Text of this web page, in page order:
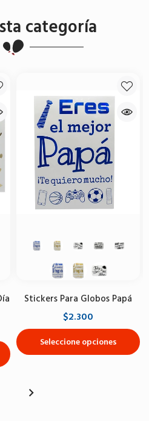
categoría
Stickers Para Globos Papá
$2.300
Seleccione opciones